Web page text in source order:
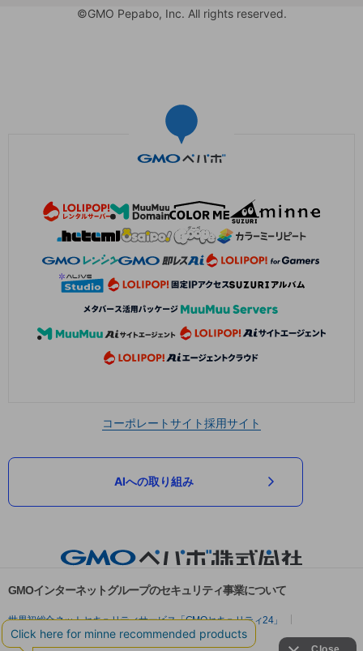
©GMO Pepabo, Inc. All rights reserved.
コーポレートサイト採用サイト
AIへの取り組み
GMOインターネットグループのセキュリティ事業について
世界初総合ネットセキュリティサービス「GMOセキュリティ24」
パスワード漏洩診断
Webサイトリスク診断